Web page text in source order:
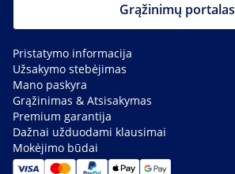
Grąžinimų portalas
Pristatymo informacija
Užsakymo stebėjimas
Mano paskyra
Grąžinimas & Atsisakymas
Premium garantija
Dažnai užduodami klausimai
Mokėjimo būdai